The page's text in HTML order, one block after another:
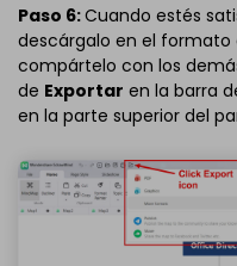
Paso 6:Cuando estés
descárgalo en el
compártelo con los
de Exportar en la barra
en la parte superior del